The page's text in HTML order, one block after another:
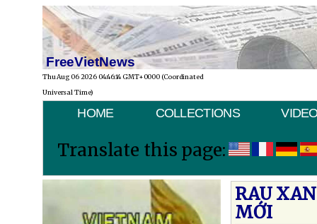
FreeVietNews
Thu Aug 06 2026 04:46:14 GMT+0000 (Coordinated
Universal Time)
HOME COLLECTIONS
Translate this page:
RAU
MỚI